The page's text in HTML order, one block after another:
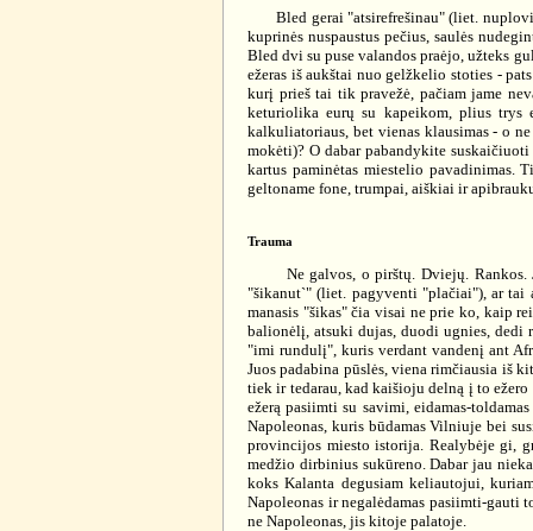
Bled gerai "atsirefrešinau" (liet.
kuprinės nuspaustus pečius, saulės
Bled dvi su puse valandos praėjo, užteks
ežeras iš aukštai nuo gelžkelio stoties -
kurį prieš tai tik pravežė, pačiam jame
keturiolika eurų su kapeikom, plius trys
kalkuliatoriaus, bet vienas klausimas - o
mokėti)? O dabar pabandykite
kartus paminėtas miestelio
geltoname fone, trumpai, aiškiai ir
Trauma
Ne galvos, o pirštų. Dviejų. Rankos.
"šikanut`" (liet. pagyventi "plačiai"), ar tai
manasis "šikas" čia visai ne prie ko, kaip
balionėlį, atsuki dujas, duodi ugnies,
"imi rundulį", kuris verdant vandenį ant
Juos padabina pūslės, viena rimčiausia iš
tiek ir tedarau, kad kaišioju delną į to
ežerą pasiimti su savimi, eidamas-
Napoleonas, kuris būdamas Vilniuje bei
provincijos miesto istorija. Realybėje gi,
medžio dirbinius sukūreno. Dabar jau
koks Kalanta degusiam keliautojui,
Napoleonas ir negalėdamas pasiimti-gauti
ne Napoleonas, jis kitoje palatoje.